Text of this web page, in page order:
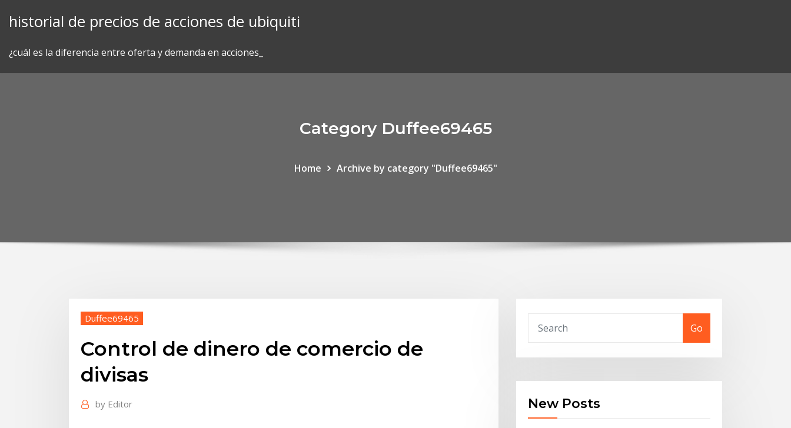
historial de precios de acciones de ubiquiti
¿cuál es la diferencia entre oferta y demanda en acciones_
Category Duffee69465
Home Archive by category "Duffee69465"
Duffee69465
Control de dinero de comercio de
divisas
by Editor
Go
New Posts